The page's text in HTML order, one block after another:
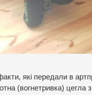
які передали в
(вогнетривка) цегла